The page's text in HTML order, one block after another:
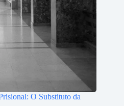
O Substituto da